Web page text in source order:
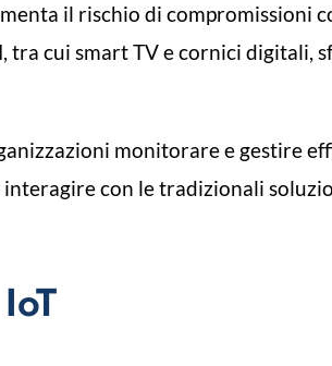
il rischio di compromissioni
, tra cui smart TV e cornici digitali,
monitorare e gestire
con le tradizionali